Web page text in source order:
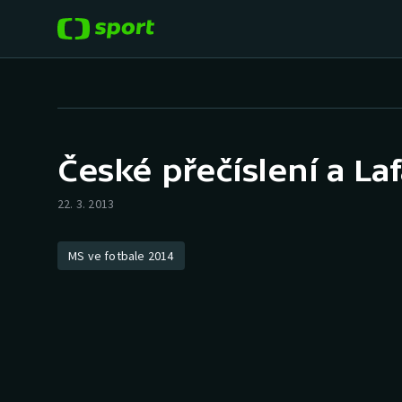
Hokej
Atletika
Baseball a softbal
České přečíslení a
22. 3. 2013
MS ve fotbale 2014